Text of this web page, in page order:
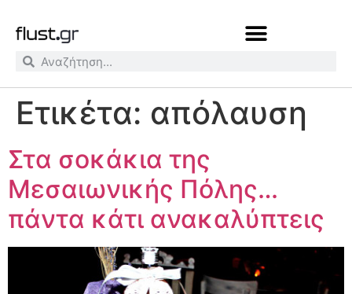
Ετικέτα: απόλαυση
Στα σοκάκια της
Μεσαιωνικής Πόλης…
πάντα κάτι ανακαλύπτεις